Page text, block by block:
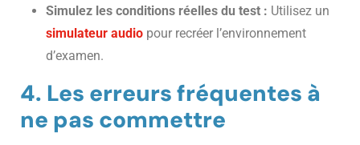
Simulez les conditions réelles du test : Utilisez un
simulateur audio pour recréer l’environnement
d’examen.
4. Les erreurs fréquentes à
ne pas commettre